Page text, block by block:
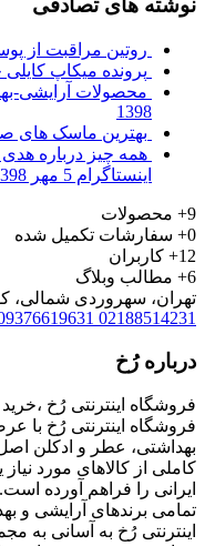
نوشته های تصادفی
روتین مراقبت از
پرونده‌ میکاپ کایلی
محصولات آرایشی-
1398
بهترین ماسک های
همه چیز درباره هدی
اینستاگرام 5 مهر 1398
9+
محصولات
0+
سفارشات تکمیل شده
12+
کاربران
6+
مطالب وبلاگ
تهران، سهروردی شمالی،
02188514231
درباره رُخ
فروشگاه اینترنتی رُخ
فروشگاه اینترنتی رُخ با
بهداشتی، عطر و ادکلن
کاملی از کالاهای مورد
ایرانی را فراهم آورده
تمامی برندهای آرایشی و
اینترنتی رُخ به آسانی به